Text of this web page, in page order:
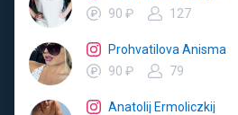
90 ₽
127
Prohvatilova Anisma
90 ₽
79
Anatolij Ermoliczkij